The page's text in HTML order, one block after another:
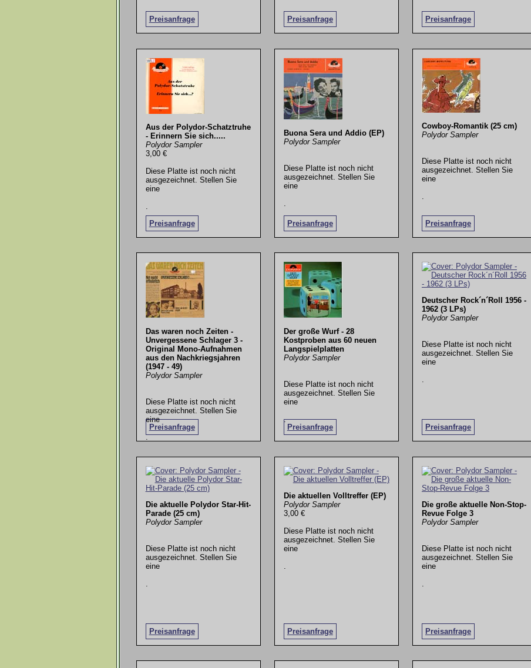
Preisanfrage Preisanfrage Preisanfrage
Aus der Polydor-Schatztruhe
- Erinnern Sie sich.....
Polydor Sampler
3,00 €
Diese Platte ist noch nicht
ausgezeichnet. Stellen Sie
eine
Preisanfrage
.
Buona Sera und Addio (EP)
Polydor Sampler
Diese Platte ist noch nicht
ausgezeichnet. Stellen Sie
eine
Preisanfrage
.
Cowboy-Romantik (25 cm)
Polydor Sampler
Diese Platte ist noch nicht
ausgezeichnet. Stellen Sie
eine
Preisanfrage
.
Das waren noch Zeiten -
Unvergessene Schlager 3 -
Original Mono-Aufnahmen
aus den Nachkriegsjahren
(1947 - 49)
Polydor Sampler
Diese Platte ist noch nicht
ausgezeichnet. Stellen Sie
eine
Preisanfrage
.
Der große Wurf - 28
Kostproben aus 60 neuen
Langspielplatten
Polydor Sampler
Diese Platte ist noch nicht
ausgezeichnet. Stellen Sie
eine
Preisanfrage
.
Deutscher Rock´n´Roll 1956 -
1962 (3 LPs)
Polydor Sampler
Diese Platte ist noch nicht
ausgezeichnet. Stellen Sie
eine
Preisanfrage
Die aktuelle Polydor Star-Hit-
Parade (25 cm)
Polydor Sampler
Diese Platte ist noch nicht
ausgezeichnet. Stellen Sie
eine
Preisanfrage
Die aktuellen Volltreffer (EP)
Polydor Sampler
3,00 €
Diese Platte ist noch nicht
ausgezeichnet. Stellen Sie
eine
Preisanfrage
Die große aktuelle Non-Stop-
Revue Folge 3
Polydor Sampler
Diese Platte ist noch nicht
ausgezeichnet. Stellen Sie
eine
Preisanfrage